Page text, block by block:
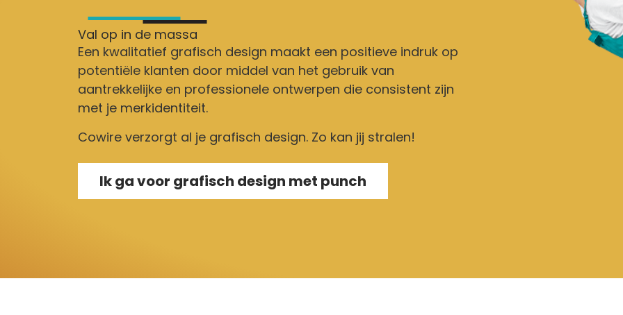
Val op in de massa
Een kwalitatief grafisch design maakt een positieve indruk op
potentiële klanten door middel van het gebruik van
aantrekkelijke en professionele ontwerpen die consistent zijn
met je merkidentiteit.
Cowire verzorgt al je grafisch design. Zo kan jij stralen!
Ik ga voor grafisch design met punch